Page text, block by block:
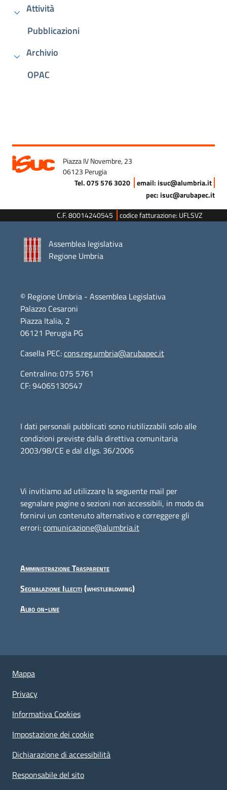
Attività
Pubblicazioni
Archivio
OPAC
Piazza IV Novembre, 23
06123 Perugia
Tel. 075 576 3020
email: isuc@alumbria.it
pec: isuc@arubapec.it
C.F. 80014240545
codice fatturazione: UFLSVZ
Assemblea legislativa
Regione Umbria
© Regione Umbria - Assemblea Legislativa
Palazzo Cesaroni
Piazza Italia, 2
06121 Perugia PG
Casella PEC:cons.reg.umbria@arubapec.it
Centralino: 075 5761
CF: 94065130547
I dati personali pubblicati sono riutilizzabili solo alle
condizioni previste dalla direttiva comunitaria
2003/98/CE e dal d.lgs. 36/2006
Vi invitiamo ad utilizzare la seguente mail per
segnalare pagine o sezioni non accessibili, in modo da
fornirvi un contenuto alternativo e correggere gli
errori:comunicazione@alumbria.it
Amministrazione Trasparente
Segnalazione Illeciti(whistleblowing)
Albo on-line
Piè di pagina
Useful links section
Mappa
Privacy
Informativa Cookies
Impostazione dei cookie
Dichiarazione di accessibilità
Responsabile del sito